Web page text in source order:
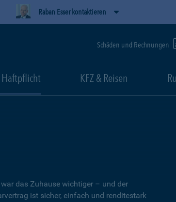
Raban Esser kontaktieren
Schäden und Rechnungen
Haftpflicht KFZ & Reisen
das Zuhause wichtiger – und der
ist sicher, einfach und renditestark